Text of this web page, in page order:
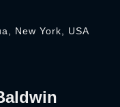
New York, USA